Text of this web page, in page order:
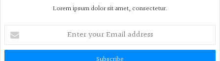
Lorem ipsum dolor sit amet, consectetur.
Enter
your
Email